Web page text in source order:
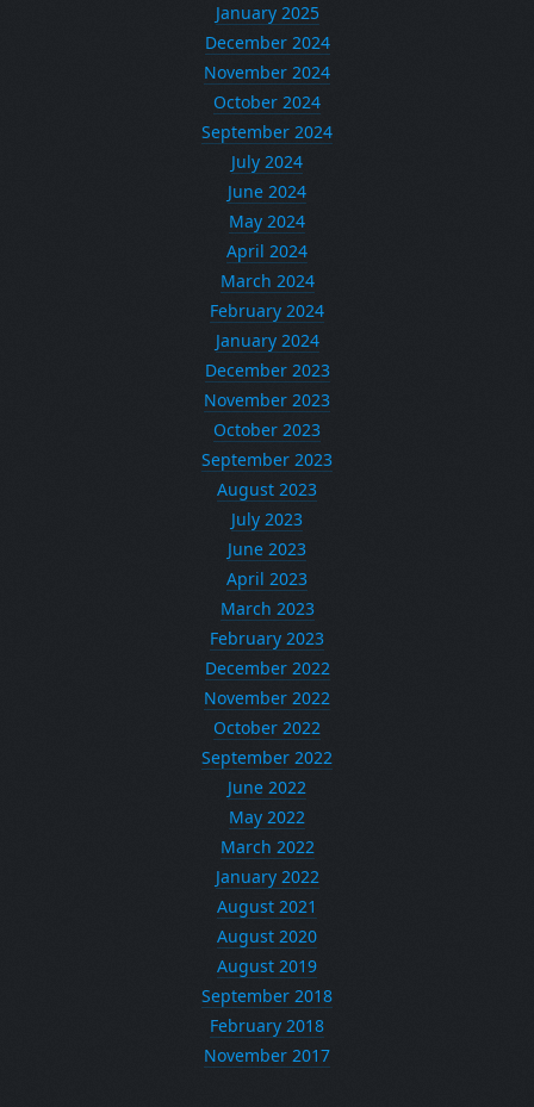
January 2025
December 2024
November 2024
October 2024
September 2024
July 2024
June 2024
May 2024
April 2024
March 2024
February 2024
January 2024
December 2023
November 2023
October 2023
September 2023
August 2023
July 2023
June 2023
April 2023
March 2023
February 2023
December 2022
November 2022
October 2022
September 2022
June 2022
May 2022
March 2022
January 2022
August 2021
August 2020
August 2019
September 2018
February 2018
November 2017